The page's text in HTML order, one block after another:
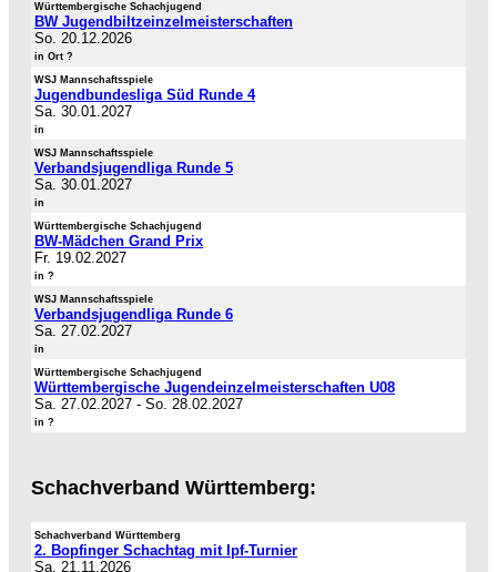
Württembergische Schachjugend
BW Jugendbiltzeinzelmeisterschaften
So. 20.12.2026
in Ort ?
WSJ Mannschaftsspiele
Jugendbundesliga Süd Runde 4
Sa. 30.01.2027
in
WSJ Mannschaftsspiele
Verbandsjugendliga Runde 5
Sa. 30.01.2027
in
Württembergische Schachjugend
BW-Mädchen Grand Prix
Fr. 19.02.2027
in ?
WSJ Mannschaftsspiele
Verbandsjugendliga Runde 6
Sa. 27.02.2027
in
Württembergische Schachjugend
Württembergische Jugendeinzelmeisterschaften U08
Sa. 27.02.2027 - So. 28.02.2027
in ?
Schachverband Württemberg:
Schachverband Württemberg
2. Bopfinger Schachtag mit Ipf-Turnier
Sa. 21.11.2026